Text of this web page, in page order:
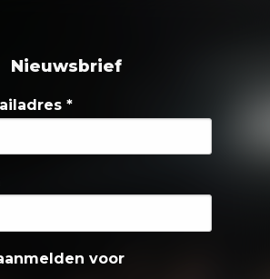
Nieuwsbrief
*
voor